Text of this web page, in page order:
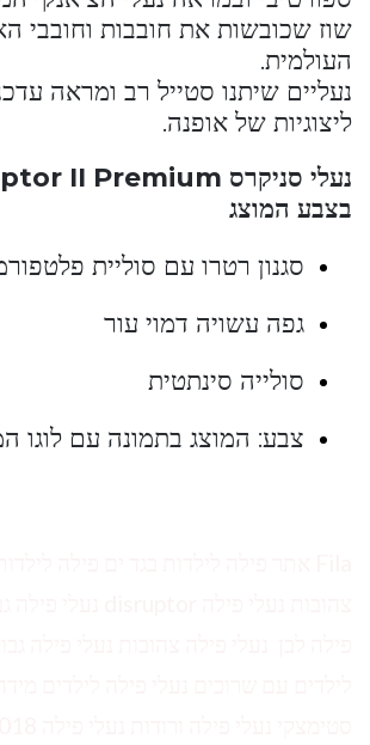
שוז שכובשות את חובבות וחובבי
העולמית.
נעליים שיתנו סטייל רב ומראה
ליצוגיות של אופנה.
נעלי סניקרס II Premium
בצבע המוצג
סגנון רטרו עם סוליית
גפה עשויה דמוי עור
סולייה סינתטית
צבע: המוצג בתמונה עם לוגו